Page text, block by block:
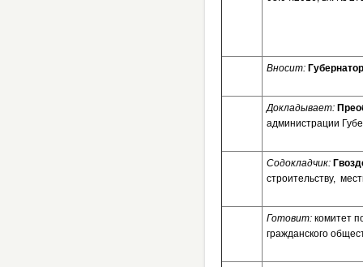
Вносит:
Докладывает:
администрации
Содокладчик:
строительству,
Готовит: комитет
гражданского